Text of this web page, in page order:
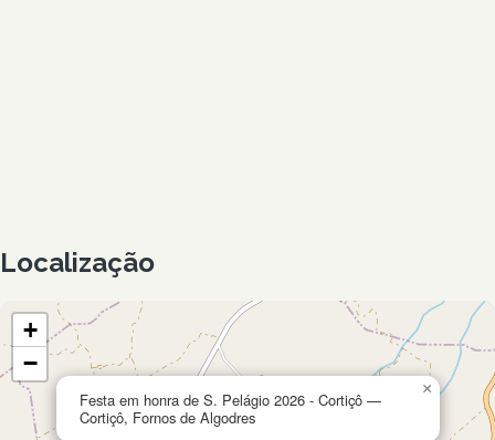
Localização
Festa em honra de S. Pelágio 2026 - Cortiçô —
Cortiçô, Fornos de Algodres
×
+
−